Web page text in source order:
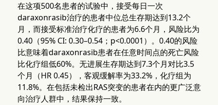
在这项500名患者的试验中，接受每日一次
daraxonrasib治疗的患者中位总生存期达到13.2个
月，而接受标准治疗化疗的患者为6.6个月，风险比为
0.40（95% CI: 0.30–0.54；p<0.0001）。0.40的风险
比意味着daraxonrasib患者在任意时间点的死亡风险
比化疗组低60%。无进展生存期达到7.3个月对比3.5
个月（HR 0.45），客观缓解率为33.2%，化疗组为
11.8%。在包括未检出RAS突变的患者在内的更广泛意
向治疗人群中，结果保持一致。